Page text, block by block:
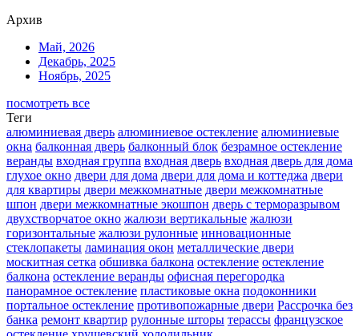
Архив
Май, 2026
Декабрь, 2025
Ноябрь, 2025
посмотреть все
Теги
алюминиевая дверь алюминиевое остекление алюминиевые
окна балконная дверь балконный блок безрамное остекление
веранды входная группа входная дверь входная дверь для дома
глухое окно двери для дома двери для дома и коттеджа двери
для квартиры двери межкомнатные двери межкомнатные
шпон двери межкомнатные экошпон дверь с терморазрывом
двухстворчатое окно жалюзи вертикальные жалюзи
горизонтальные жалюзи рулонные инновационные
стеклопакеты ламинация окон металлические двери
москитная сетка обшивка балкона остекление остекление
балкона остекление веранды офисная перегородка
панорамное остекление пластиковые окна подоконники
портальное остекление противопожарные двери Рассрочка без
банка ремонт квартир рулонные шторы терассы французское